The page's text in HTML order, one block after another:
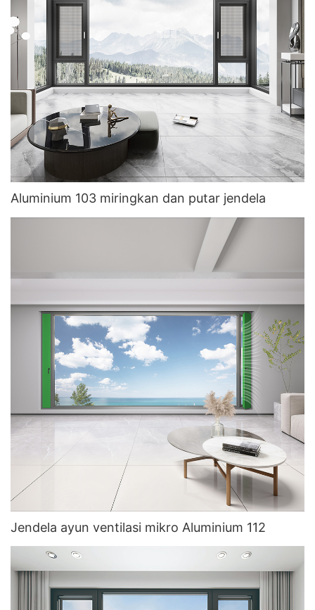
Aluminium 103 miringkan dan putar jendela
Jendela ayun ventilasi mikro Aluminium 112